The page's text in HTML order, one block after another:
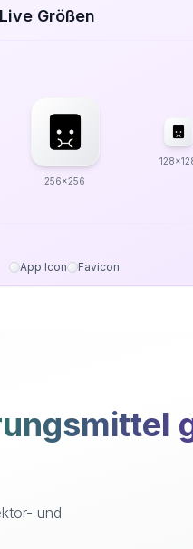
Größen
256x256
App Icon Favicon
und